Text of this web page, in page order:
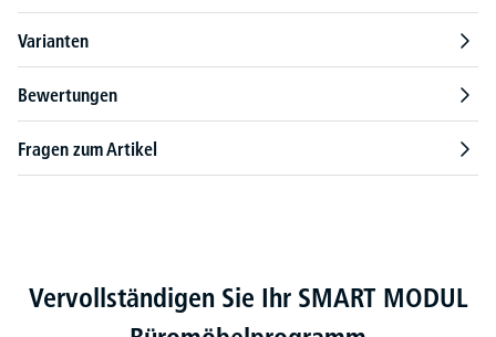
Varianten
Bewertungen
Fragen zum Artikel
Produktgalerie überspringen
Vervollständigen Sie Ihr SMART MODUL